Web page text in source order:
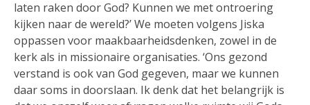
laten raken door God? Kunnen we met ontroering
kijken naar de wereld?’ We moeten volgens Jiska
oppassen voor maakbaarheidsdenken, zowel in de
kerk als in missionaire organisaties. ‘Ons gezond
verstand is ook van God gegeven, maar we kunnen
daar soms in doorslaan. Ik denk dat het belangrijk is